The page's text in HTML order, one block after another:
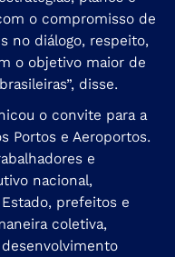
o compromisso de
no diálogo, respeito,
o objetivo maior de
disse.
o convite para a
Portos e Aeroportos.
e
nacional,
prefeitos e
coletiva,